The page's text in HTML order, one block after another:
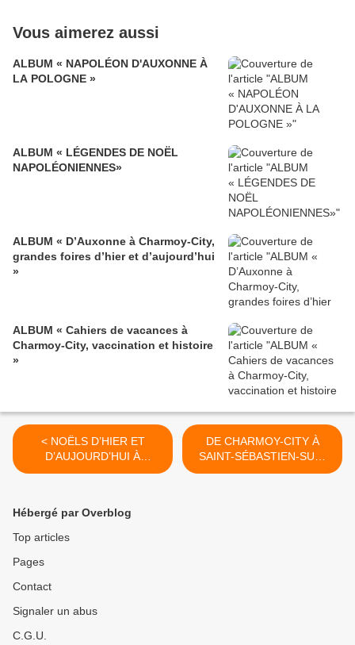
Vous aimerez aussi
ALBUM « NAPOLÉON D'AUXONNE À
LA POLOGNE »
ALBUM « LÉGENDES DE NOËL
NAPOLÉONIENNES»
ALBUM « D’Auxonne à Charmoy-City,
grandes foires d’hier et d’aujourd’hui
»
ALBUM « Cahiers de vacances à
Charmoy-City, vaccination et histoire
»
< NOËLS D’HIER ET
D’AUJOURD’HUI À
CHARMOY-CITY - du 07
fondateur)
DE CHARMOY-CITY À
SAINT-SÉBASTIEN-SUR-
LYSTE - du 09 DÉCEMBRE
Hébergé par Overblog
Top articles
Pages
Contact
Signaler un abus
C.G.U.